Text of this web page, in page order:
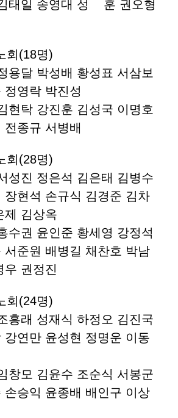
태일 송영대 성 훈 권오형
회(18명)
용달 박성배 황성표 서삼보
정영락 박진성
현탁 강진훈 김성국 이명호
전종규 서병배
회(28명)
성진 정은석 김은태 김병수
장현석 손규식 김경준 김차
제 김상옥
수권 윤인준 황세영 강정석
서준원 배병길 채찬호 박남
우 권정진
회(24명)
흥래 성재식 하정오 김진국
강연만 윤성현 정명운 이동
창모 김윤수 조순식 서봉군
손승익 윤종배 배인구 이상